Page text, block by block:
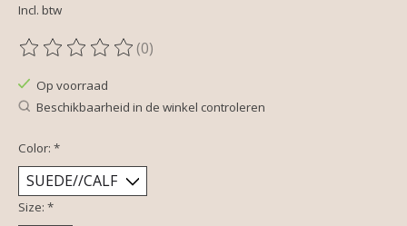
Incl. btw
De beoordeling van dit product is
(0)
Op voorraad
Beschikbaarheid in de winkel controleren
Color: *
Size: *